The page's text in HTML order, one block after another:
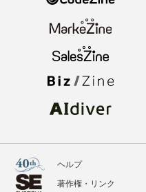
ヘルプ
著作権・リンク